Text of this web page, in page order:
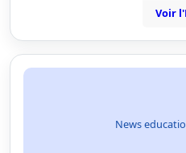
Voir
News